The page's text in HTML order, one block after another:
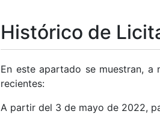
Mostrar/Ocultar
Histórico de
En este apartado se muestran,
recientes:
A partir del 3 de mayo de 2022,